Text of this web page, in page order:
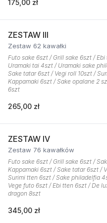
175,00 zł
ZESTAW III
Zestaw 62 kawałki
Futo sake 6szt / Grill sake 6szt /
Uramaki tai 4szt / Uramaki sake
Sake tatar 6szt / Vegi roll 10szt /
Kappamaki 6szt / Sake opalane 2
6szt
265,00 zł
ZESTAW IV
Zestaw 76 kawałków
Futo sake 6szt / Grill sake 6szt /
Kappamaki 6szt / Sake tatar 6szt /
Surimi tten 6szt / Sake philadelfia
Vege futo 6szt / Ebi tten 6szt / De
dragon 8szt
345,00 zł